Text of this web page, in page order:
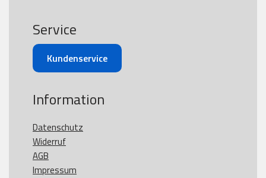
Service
Kundenservice
Information
Datenschutz
Widerruf
AGB
Impressum